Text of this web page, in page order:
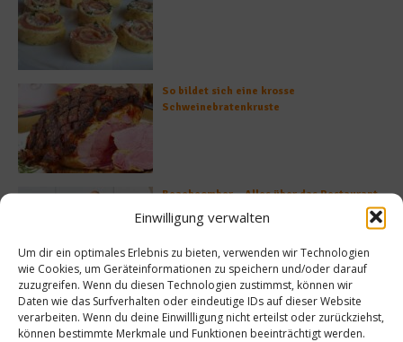
Einwilligung verwalten
Um dir ein optimales Erlebnis zu bieten, verwenden wir Technologien
wie Cookies, um Geräteinformationen zu speichern und/oder darauf
zuzugreifen. Wenn du diesen Technologien zustimmst, können wir
Daten wie das Surfverhalten oder eindeutige IDs auf dieser Website
verarbeiten. Wenn du deine Einwillligung nicht erteilst oder zurückziehst,
können bestimmte Merkmale und Funktionen beeinträchtigt werden.
So bildet sich eine krosse
Schweinebratenkruste
Beachcomber – Alles über das Restaurant
Heinz Beck im Forte Village Resort
Was ist der Unterschied zwischen Limonen
und Limetten?